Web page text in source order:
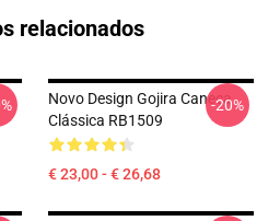
relacionados
Novo Design Gojira Caneca
Clássica RB1509
€ 23,00 - € 26,68
-20%